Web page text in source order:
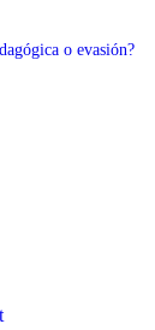
o evasión?